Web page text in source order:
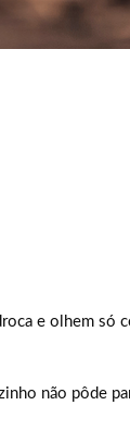
e olhem só
não pôde